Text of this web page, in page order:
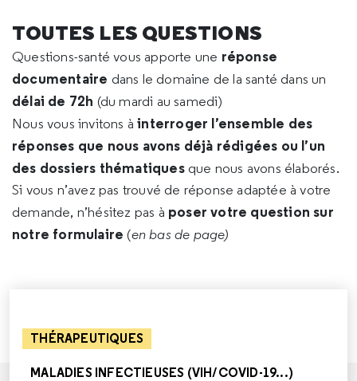
TOUTES LES QUESTIONS
Questions-santé vous apporte une réponse
documentaire dans le domaine de la santé dans un
délai de 72h (du mardi au samedi)
Nous vous invitons àinterroger l’ensemble des
réponses que nous avons déjà rédigées ou l’un
des dossiers thématiques que nous avons élaborés.
Si vous n’avez pas trouvé de réponse adaptée à votre
demande, n’hésitez pas à poser votre question sur
notre formulaire (en bas de page)
THÉRAPEUTIQUES
MALADIES INFECTIEUSES (VIH/COVID-19...)